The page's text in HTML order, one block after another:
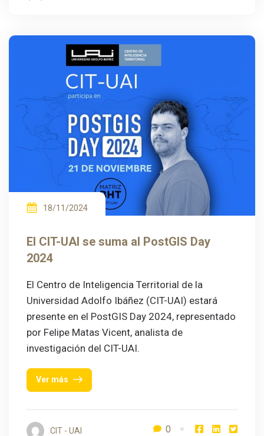
18/11/2024
El CIT-UAI se suma al PostGIS Day
2024
El Centro de Inteligencia Territorial de la
Universidad Adolfo Ibáñez (CIT-UAI) estará
presente en el PostGIS Day 2024, representado
por Felipe Matas Vicent, analista de
investigación del CIT-UAI.
Ver más
CIT - UAI 0